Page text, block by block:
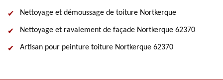
Nettoyage et démoussage de toiture Nortkerque
Nettoyage et ravalement de façade Nortkerque 62370
Artisan pour peinture toiture Nortkerque 62370